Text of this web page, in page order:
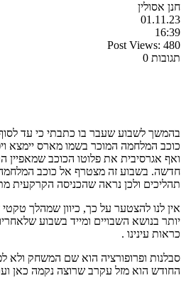
חנן אסולין
01.11.23
16:39
Post Views: 480
תגובות 0
בהמשך לשבוע שעבר בו כתבתי כי עד
כוכב המלחמה המוכר בשמו מארס יימצא
ואף אגרסיבית את פלוטו הכוכב
חדשה. בשבוע זה מצטרף אל כוכב
תהליכים ולכן נראה שהכניסה הקרקעית
אין לנו להצטער על כך, כיוון שמהלך טקטי
יותר בנושא השבויים ומייד בשבוע
כראות עינינו .
סבלנות ופרופורציה הוא שם המשחק ולא
החודש הוא מזל עקרב שרוצה נקמה כאן